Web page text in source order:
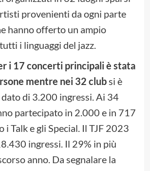
provenienti da ogni parte
hanno offerto un ampio
i linguaggi del jazz.
i 17 concerti principali è stata
mentre nei 32 clubsi è
di 3.200 ingressi. Ai 34
partecipato in 2.000 e in 717
i Talk e gli Special. Il TJF 2023
ingressi. Il 29% in più
anno. Da segnalare la